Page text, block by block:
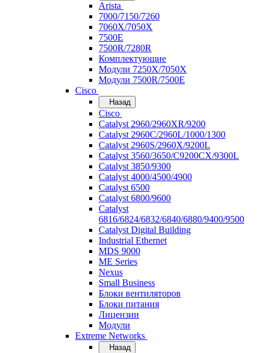
Arista
7000/7150/7260
7060X/7050X
7500E
7500R/7280R
Комплектующие
Модули 7250X/7050X
Модули 7500R/7500E
Cisco
Назад
Cisco
Catalyst 2960/2960XR/9200
Catalyst 2960C/2960L/1000/1300
Catalyst 2960S/2960X/9200L
Catalyst 3560/3650/C9200CX/9300L
Catalyst 3850/9300
Catalyst 4000/4500/4900
Catalyst 6500
Catalyst 6800/9600
Catalyst
6816/6824/6832/6840/6880/9400/9500
Catalyst Digital Building
Industrial Ethernet
MDS 9000
ME Series
Nexus
Small Business
Блоки вентиляторов
Блоки питания
Лицензии
Модули
Extreme Networks
Назад